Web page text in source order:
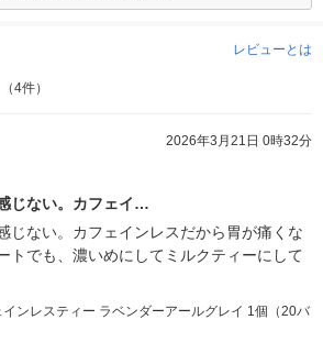
レビューとは
（4件）
2026年3月21日 0時32分
じない。カフェイ…
じない。カフェインレスだから胃が痛くな
トでも、濃いめにしてミルクティーにして
ンレスティー ラベンダーアールグレイ 1個（20バ